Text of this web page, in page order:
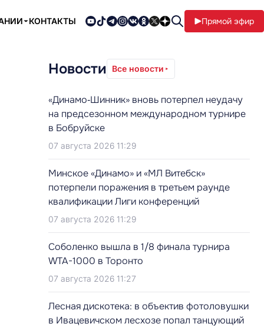
КОНТАКТЫ Прямой эфир
Новости Все новости
«Динамо‑Шинник» вновь потерпел неудачу
на предсезонном международном турнире
в Бобруйске
07 августа 2026 11:29
Минское «Динамо» и «МЛ Витебск»
потерпели поражения в третьем раунде
квалификации Лиги конференций
07 августа 2026 11:29
Соболенко вышла в 1/8 финала турнира
WTA-1000 в Торонто
07 августа 2026 11:27
Лесная дискотека: в объектив фотоловушки
в Ивацевичском лесхозе попал танцующий